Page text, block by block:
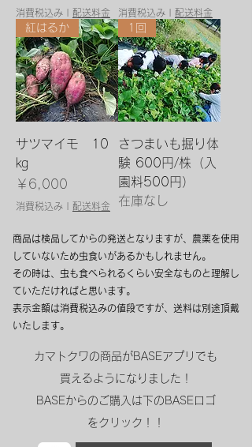
消費税込み 配送料金 消費税込み 配送料金
紅はるか
サツマイモ 10
㎏
価格
￥6,000
消費税込み 配送料金
1回
さつまいも掘り体
験 600円/株（入
園料500円）
在庫なし
商品は検品してからの発送となりますが、農薬を使用
していないため虫食いがあるかもしれません。
その時は、虫も食べられるくらい安全なものと理解し
ていただければと思います。
表示金額は消費税込みの値段ですが、送料は別途頂戴
いたします。
カマトクワの商品がBASEアプリでも
買えるようになりました！
​BASEからのご購入は下のBASEロゴ
をクリック！！